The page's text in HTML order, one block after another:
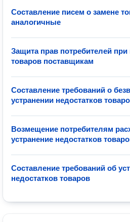
Составление писем о замене
аналогичные
Защита прав потребителей при
товаров поставщикам
Составление требований о
устранении недостатков
Возмещение потребителям
устранение недостатков
Составление требований об
недостатков товаров